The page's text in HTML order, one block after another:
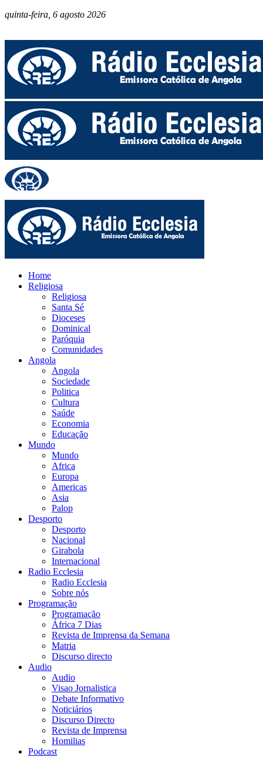
quinta-feira, 6 agosto 2026
Home
Religiosa
Religiosa
Santa Sé
Dioceses
Dominical
Paróquia
Comunidades
Angola
Angola
Sociedade
Politica
Cultura
Saúde
Economia
Educação
Mundo
Mundo
Africa
Europa
Americas
Asia
Palop
Desporto
Desporto
Nacional
Girabola
Internacional
Radio Ecclesia
Radio Ecclesia
Sobre nós
Programação
Programação
África 7 Dias
Revista de Imprensa da Semana
Matria
Discurso directo
Audio
Audio
Visao Jornalistica
Debate Informativo
Noticiários
Discurso Directo
Revista de Imprensa
Homilias
Podcast